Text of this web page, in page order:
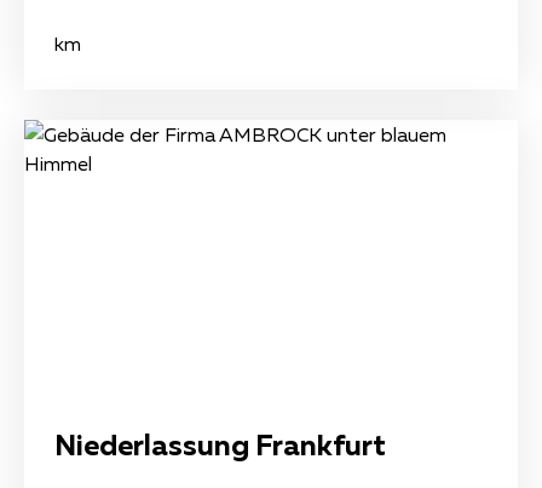
km
Niederlassung Frankfurt